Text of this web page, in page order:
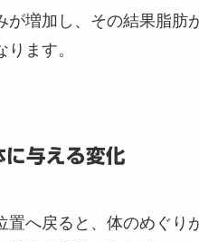
が増加し、その結果脂肪
ます。
に与える変化
置へ戻ると、体のめぐり